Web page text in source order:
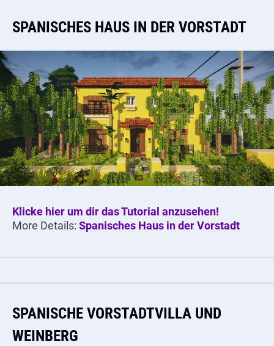
SPANISCHES HAUS IN DER VORSTADT
Klicke hier um dir das Tutorial anzusehen!
More Details: Spanisches Haus in der Vorstadt
SPANISCHE VORSTADTVILLA UND
WEINBERG